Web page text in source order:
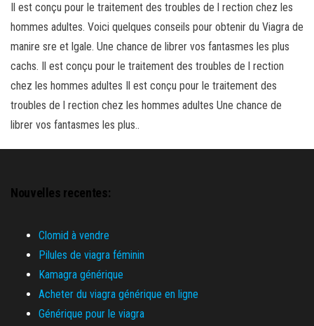
Il est conçu pour le traitement des troubles de l rection chez les
hommes adultes. Voici quelques conseils pour obtenir du Viagra de
manire sre et lgale. Une chance de librer vos fantasmes les plus
cachs. Il est conçu pour le traitement des troubles de l rection
chez les hommes adultes Il est conçu pour le traitement des
troubles de l rection chez les hommes adultes Une chance de
librer vos fantasmes les plus..
Nouvelles recentes:
Clomid à vendre
Pilules de viagra féminin
Kamagra générique
Acheter du viagra générique en ligne
Générique pour le viagra